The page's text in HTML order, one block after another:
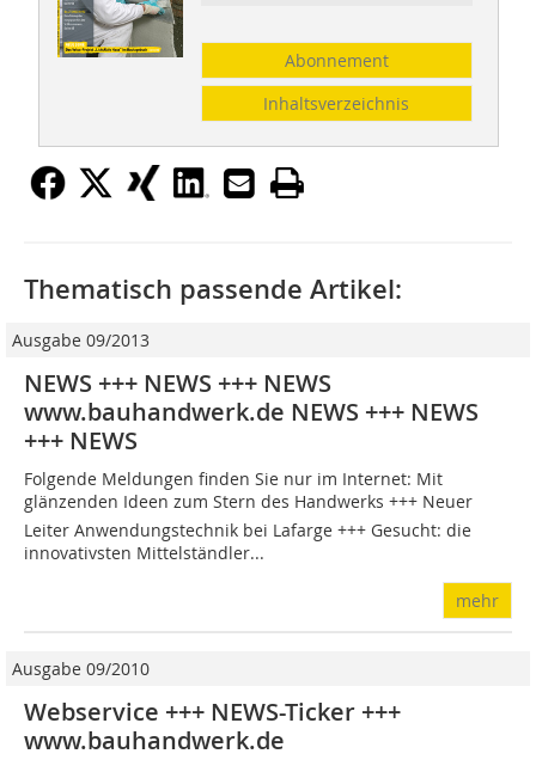
Abonnement
Inhaltsverzeichnis
Thematisch passende Artikel:
Ausgabe 09/2013
NEWS +++ NEWS +++ NEWS
www.bauhandwerk.de NEWS +++ NEWS
+++ NEWS
Folgende Meldungen finden Sie nur im Internet: Mit
glänzenden Ideen zum Stern des Handwerks +++ Neuer
Leiter Anwendungstechnik bei Lafarge +++ Gesucht: die
innovativsten Mittelständler...
mehr
Ausgabe 09/2010
Webservice +++ NEWS-Ticker +++
www.bauhandwerk.de